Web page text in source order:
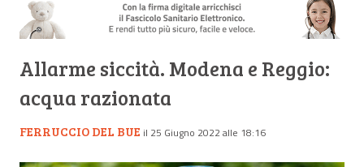
Allarme siccità. Modena e Reggio:
acqua razionata
FERRUCCIO DEL BUE il 25 Giugno 2022 alle 18:16